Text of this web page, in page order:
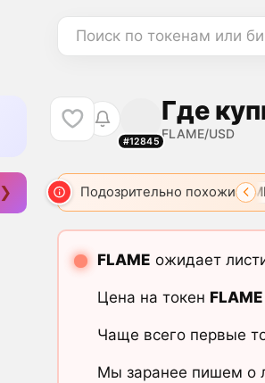
Поиск по токенам или
#12845
Где
FLAME/USD
Подозрительно похожи
FLAY 1752 FLAME 7536 FLAME
FLAME ожидает
Цена на токен FLAME
Чаще всего первые
Мы заранее пишем о